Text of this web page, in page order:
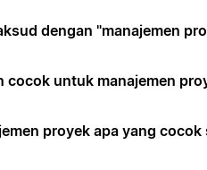
dengan "manajemen
cocok untuk manajemen
proyek apa yang cocok